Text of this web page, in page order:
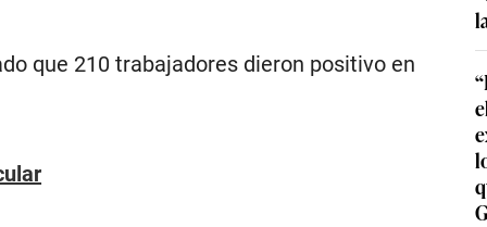
que 210 trabajadores dieron positivo en